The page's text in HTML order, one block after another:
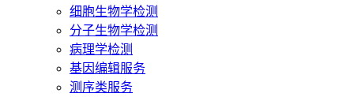
细胞生物学检测
分子生物学检测
病理学检测
基因编辑服务
测序类服务